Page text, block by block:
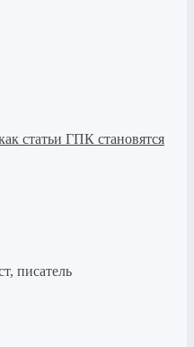
статьи ГПК становятся
писатель